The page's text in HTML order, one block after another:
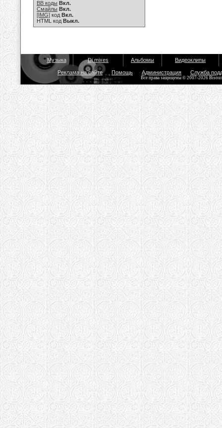
BB коды Вкл.
Смайлы Вкл.
[IMG] код Вкл.
HTML код Выкл.
Музыка Dj mixes Альбомы Видеоклипы
Реклама на сайте Помощь Администрация Служба
Все права защищены © 2007-2026